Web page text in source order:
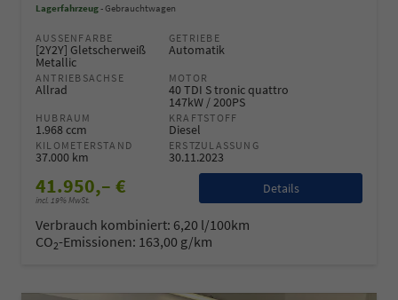
Lagerfahrzeug Gebrauchtwagen
AUSSENFARBE
[2Y2Y] Gletscherweiß
Metallic
GETRIEBE
Automatik
ANTRIEBSACHSE
Allrad
MOTOR
40 TDI S tronic quattro
147kW / 200PS
HUBRAUM
1.968 ccm
KRAFTSTOFF
Diesel
KILOMETERSTAND
37.000 km
ERSTZULASSUNG
30.11.2023
41.950,– €
incl. 19% MwSt.
Details
Verbrauch kombiniert: 6,20 l/100km
CO2-Emissionen: 163,00 g/km